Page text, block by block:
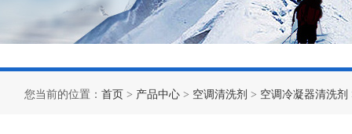
您当前的位置： 首页 > 产品中心 > 空调清洗剂 > 空调冷凝器清洗剂